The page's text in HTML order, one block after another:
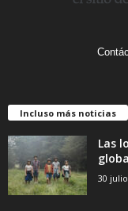
Incluso más noticias
Las
30